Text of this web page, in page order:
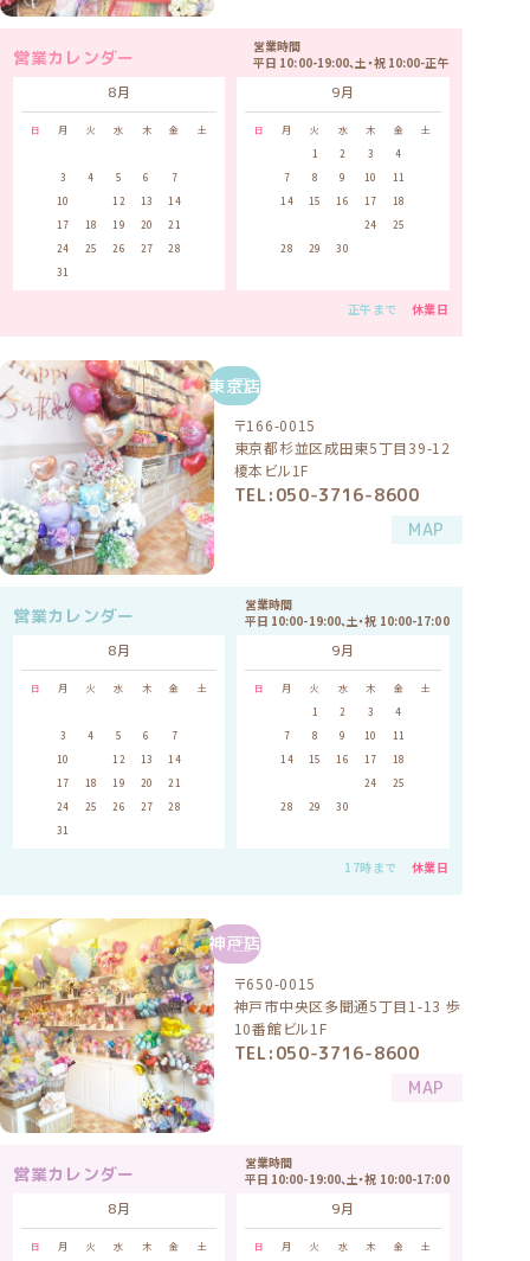
営業カレンダー
営業時間
平日 10:00-19:00、土・祝 10:00-正午
8月
日 月 火 水 木 金
土
3 4 5 6 7
10 12 13 14
17 18 19 20 21
24 25 26 27 28
31
9月
日 月 火 水 木 金
土
1
2 3 4
7 8 9 10 11
14 15 16 17 18
24 25
28 29 30
正午まで 休業日
東京店
〒166-0015
東京都杉並区成田東5丁目39-12
榎本ビル1F
TEL:050-3716-8600
MAP
営業カレンダー
営業時間
平日 10:00-19:00、土・祝 10:00-17:00
8月
日 月 火 水 木 金
土
3 4 5 6 7
10 12 13 14
17 18 19 20 21
24 25 26 27 28
31
9月
日 月 火 水 木 金
土
1
2 3 4
7 8 9 10 11
14 15 16 17 18
24 25
28 29 30
17時まで 休業日
神戸店
〒650-0015
神戸市中央区多聞通5丁目1-13 歩
10番館ビル1F
TEL:050-3716-8600
MAP
営業カレンダー
営業時間
平日 10:00-19:00、土・祝 10:00-17:00
8月
日 月 火 水 木 金
土
9月
日 月 火 水 木 金
土